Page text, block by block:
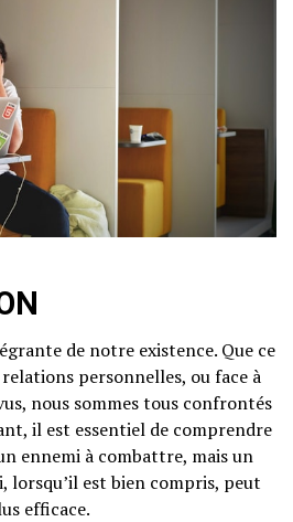
de notre existence. Que ce
personnelles, ou face à
nous sommes tous confrontés
il est essentiel de comprendre
ennemi à combattre, mais un
lorsqu’il est bien compris, peut
efficace.